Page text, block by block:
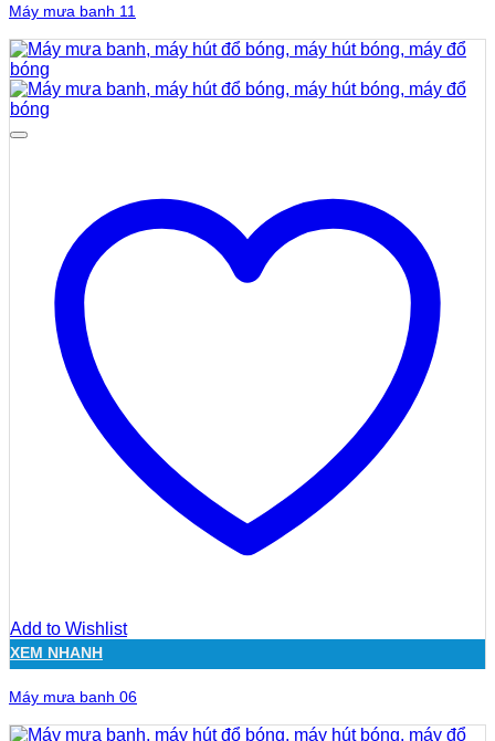
Máy mưa banh 11
Add to Wishlist
XEM NHANH
Máy mưa banh 06